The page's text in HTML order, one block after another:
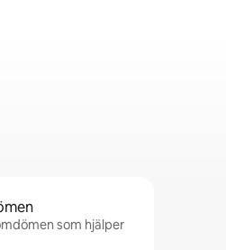
som hjälper